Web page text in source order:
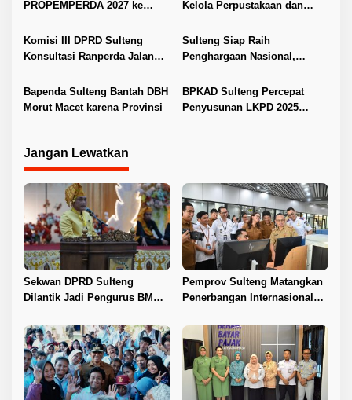
PROPEMPERDA 2027 ke
Kelola Perpustakaan dan
Komisi III DPRD Sulteng
Konsultasi Ranperda Jalan
Kemendagri
Sulteng Siap Raih
Penghargaan Nasional,
Diuji Kemendagri
Bapenda Sulteng Bantah DBH
Morut Macet karena Provinsi
BPKAD Sulteng Percepat
Penyusunan LKPD 2025
Jangan Lewatkan
Sekwan DPRD Sulteng
Dilantik Jadi Pengurus BMA
Pemprov Sulteng Matangkan
Penerbangan Internasional